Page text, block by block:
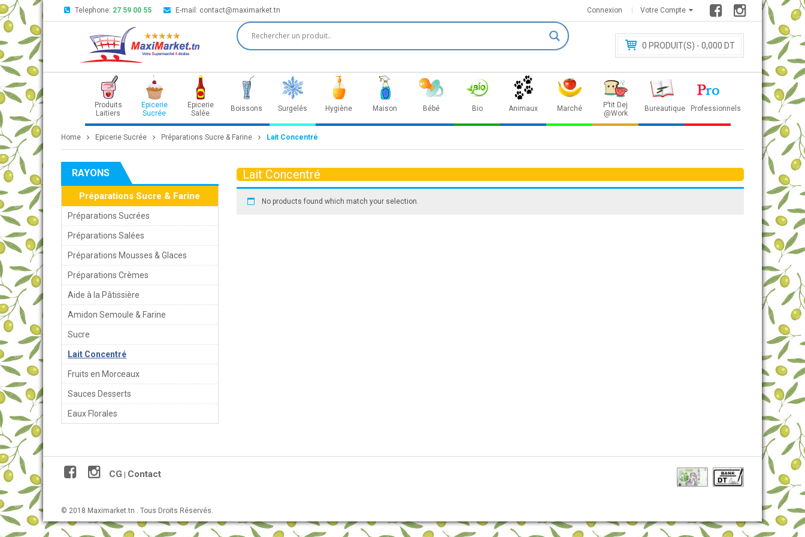
Telephone: 27 59 00 55 E-mail: contact@maximarket.tn Votre Compte
Connexion
0 PRODUIT(S) - 0,000 DT
Produits
Laitiers
Epicerie
Sucrée
Epicerie
Salée
Boissons Surgelés Hygiène Maison Bébé Bio Animaux Marché
P’tit Dej
@Work
Bureautique Professionnels
Home Epicerie Sucrée Préparations Sucre & Farine Lait Concentré
RAYONS
Préparations Sucre & Farine
Préparations Sucrées
Préparations Salées
Préparations Mousses & Glaces
Préparations Crèmes
Aide à la Pâtissière
Amidon Semoule & Farine
Sucre
Lait Concentré
Fruits en Morceaux
Sauces Desserts
Eaux Florales
Lait Concentré
No products found which match your selection.
CG Contact
© 2018 Maximarket.tn . Tous Droits Réservés.